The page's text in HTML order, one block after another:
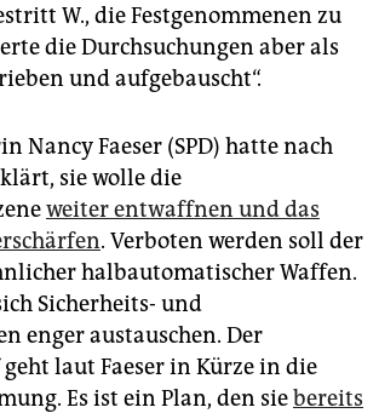
W., die Festgenommenen zu
die Durchsuchungen aber als
und aufgebauscht“.
Nancy Fae­ser (SPD) hatte nach
sie wolle die
weiter entwaffnen und das
. Verboten werden soll der
halbautomatischer Waffen.
Sicherheits- und
enger austauschen. Der
laut Faeser in Kürze in die
Es ist ein Plan, den siebereits